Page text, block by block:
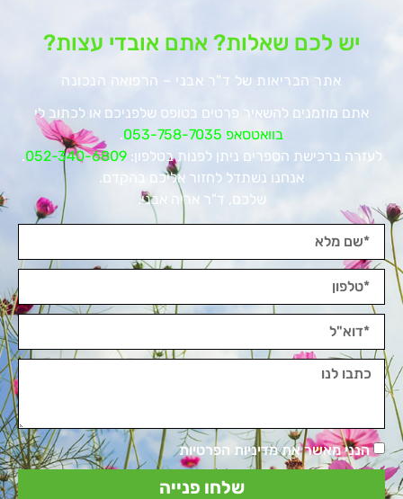
יש לכם שאלות? אתם אובדי עצות?
אתר הבריאות של ד"ר אבני – הרפואה הנכונה
אתם מוזמנים להשאיר פרטים בטופס שלפניכם או לכתוב לי
בוואטסאפ 053-758-7035
.
לעזרה ברכישת הספרים ניתן לפנות בטלפון:052-340-6809
.
אנחנו נשתדל לחזור אליכם בהקדם.
שלכם, ד"ר אריה אבני.
הנני מאשר את מדיניות הפרטיות
שלחו פנייה